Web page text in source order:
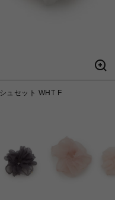
ュセット WHT F